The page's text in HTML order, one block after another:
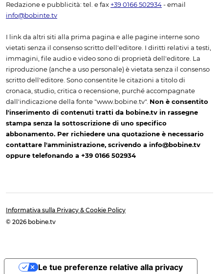
Redazione e pubblicità: tel. e fax +39 0166 502934 - email
info@bobinte.tv
I link da altri siti alla prima pagina e alle pagine interne sono
vietati senza il consenso scritto dell'editore. I diritti relativi a testi,
immagini, file audio e video sono di proprietà dell'editore. La
riproduzione (anche a uso personale) è vietata senza il consenso
scritto dell'editore. Sono consentite le citazioni a titolo di
cronaca, studio, critica o recensione, purché accompagnate
dall'indicazione della fonte "www.bobine.tv". Non è consentito
l'inserimento di contenuti tratti da bobine.tv in rassegne
stampa senza la sottoscrizione di uno specifico
abbonamento. Per richiedere una quotazione è necessario
contattare l'amministrazione, scrivendo a info@bobine.tv
oppure telefonando a +39 0166 502934
Informativa sulla Privacy & Cookie Policy
© 2026 bobine.tv
Le tue preferenze relative alla privacy